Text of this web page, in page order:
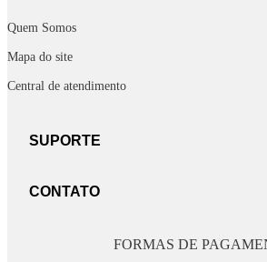
Quem Somos
Mapa do site
Central de atendimento
SUPORTE
CONTATO
FORMAS DE